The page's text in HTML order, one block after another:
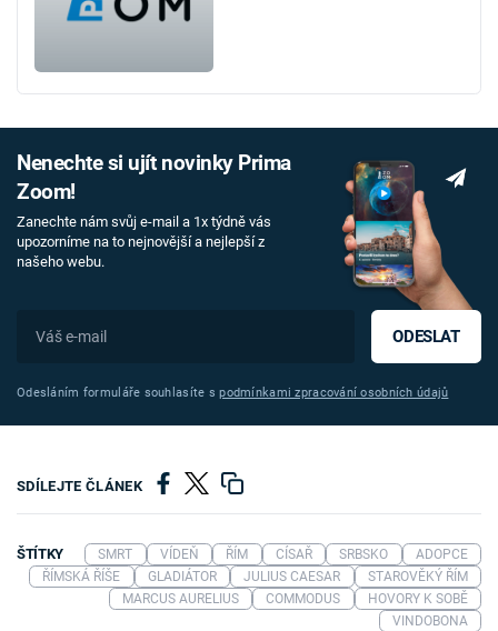
Nenechte si ujít novinky Prima
Zoom!
Zanechte nám svůj e-mail a 1x týdně vás
upozorníme na to nejnovější a nejlepší z
našeho webu.
ODESLAT
Odesláním formuláře souhlasíte spodmínkami zpracování osobních údajů
SDÍLEJTE ČLÁNEK
ŠTÍTKY SMRT VÍDEŇ ŘÍM CÍSAŘ SRBSKO
ADOPCE
ŘÍMSKÁ ŘÍŠE
GLADIÁTOR JULIUS CAESAR
STAROVĚKÝ ŘÍM
MARCUS AURELIUS
COMMODUS
HOVORY K SOBĚ
VINDOBONA